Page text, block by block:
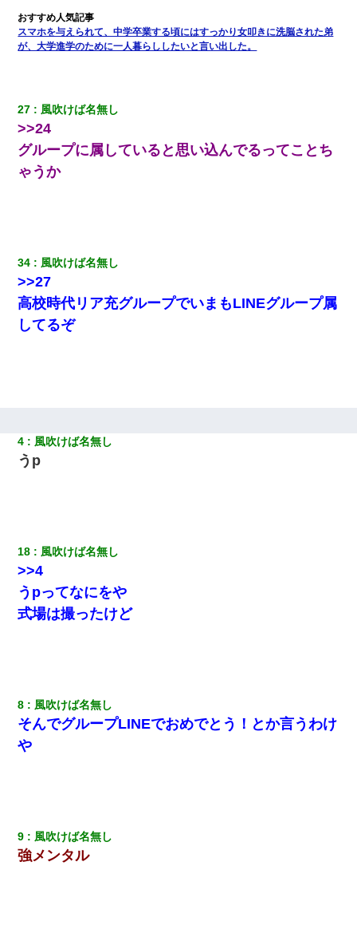
【衝撃】職場に入って来た綺麗な新人さんに職場を案内すること
に → 新人「ドンッ！」私「！？」→ 突然、突き飛ばされて左手
の甲を踏みつけられて…
俺「初対面でなに言ったか覚えてる？」嫁「臭いんだよ！キモオ
タ？だっけ？」俺「だいたい合ってる。で、なんで告白してきた
の？」→
今日夫の実家に泊ったんだけど、朝起きたら股間がなんかモッコ
リしてた
私は家が貧しくて、手に職をつけようと看護師になった。だけど
卒業を控えた年の1月末、車にひかれて看護師になれなくなった。
ら下着が入った引き出しの奥にとんでもないモノを見つけた
10年ほど前、息子がまだ年中だった時に離婚したんだけど、一昨
年の暮れに突然息子が職場を訪ねてきた。
ワイアラサー主婦、昨晩久しぶりに夫と致した結果ｗｗｗｗｗ
3000万円」→数年後。私「妹が病気になったから援助して欲し
い」→
ら、速攻でパワハラかました元上司がLINEを送ってきた。
スマホを与えられて、中学卒業する頃にはすっかり女叩きに洗脳された弟
が、大学進学のために一人暮らししたいと言い出した。
27 風吹けば名無し
>>24
グループに属していると思い込んでるってことち
ゃうか
34 風吹けば名無し
>>27
高校時代リア充グループでいまもLINEグループ属
してるぞ
4 風吹けば名無し
うp
18 風吹けば名無し
>>4
うpってなにをや
式場は撮ったけど
8 風吹けば名無し
そんでグループLINEでおめでとう！とか言うわけ
や
9 風吹けば名無し
強メンタル